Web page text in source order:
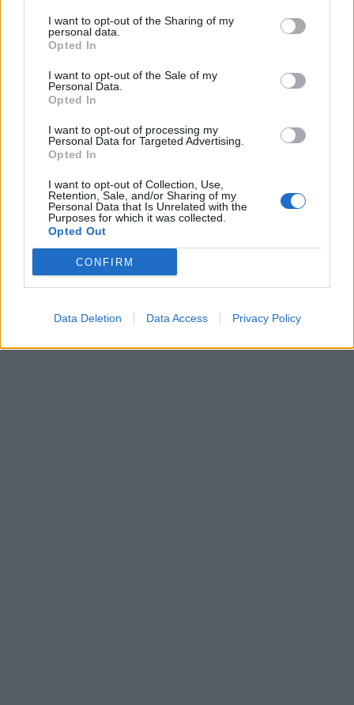
I want to opt-out of the Sharing of my
personal data.
Opted In
I want to opt-out of the Sale of my
Personal Data.
Opted In
I want to opt-out of processing my
Personal Data for Targeted Advertising.
Opted In
I want to opt-out of Collection, Use,
Retention, Sale, and/or Sharing of my
Personal Data that Is Unrelated with the
Purposes for which it was collected.
Opted Out
CONFIRM
Data Deletion Data Access Privacy Policy
00:00 01:16
Leonardo Maria Del Vecchio dall'ex compagna
in ospedale. Le dichiarazioni ai giornalisti